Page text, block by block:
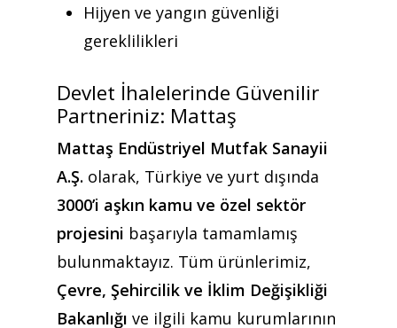
Hijyen ve yangın güvenliği
gereklilikleri
Devlet İhalelerinde Güvenilir
Partneriniz: Mattaş
Mattaş Endüstriyel Mutfak Sanayii
A.Ş. olarak, Türkiye ve yurt dışında
3000’i aşkın kamu ve özel sektör
projesini başarıyla tamamlamış
bulunmaktayız. Tüm ürünlerimiz,
Çevre, Şehircilik ve İklim Değişikliği
Bakanlığı ve ilgili kamu kurumlarının